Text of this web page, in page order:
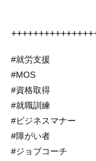
#就労支援
#MOS
#資格取得
#就職訓練
#ビジネスマナー
#障がい者
#ジョブコーチ